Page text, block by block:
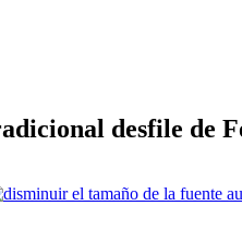
desfile de